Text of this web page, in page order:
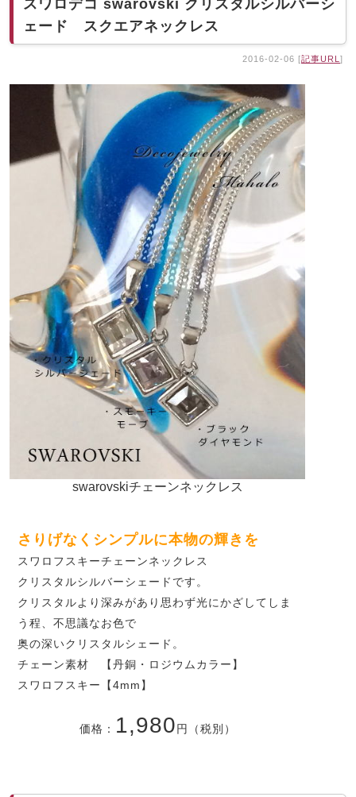
スワロデコ swarovski クリスタルシルバーシ
ェード スクエアネックレス
2016-02-06 [記事URL ]
swarovskiチェーンネックレス
さりげなくシンプルに本物の輝きを
スワロフスキーチェーンネックレス
クリスタルシルバーシェードです。
クリスタルより深みがあり思わず光にかざしてしま
う程、不思議なお色で
奥の深いクリスタルシェード。
チェーン素材 【丹銅・ロジウムカラー】
スワロフスキー【4mm】
価格： 1,980円（税別）